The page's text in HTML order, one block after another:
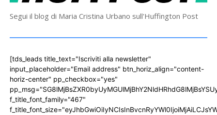
Segui il blog di Maria Cristina Urbano sull'Huffington Post
[tds_leads title_text="Iscriviti alla newsletter"
input_placeholder="Email address" btn_horiz_align="content-
horiz-center" pp_checkbox="yes"
f_title_font_family="467"